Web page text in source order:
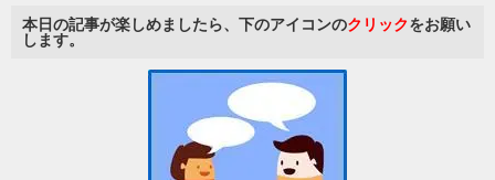
本日の記事が楽しめましたら、下のアイコンのクリックをお願い
します。